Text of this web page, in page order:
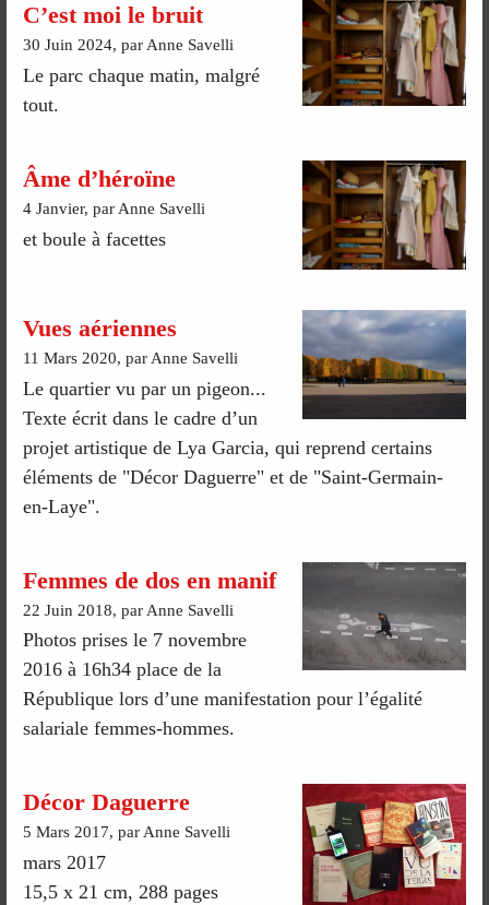
C’est moi le bruit
30 Juin 2024, par Anne Savelli
Le parc chaque matin, malgré
tout.
Âme d’héroïne
4 Janvier, par Anne Savelli
et boule à facettes
Vues aériennes
11 Mars 2020, par Anne Savelli
Le quartier vu par un pigeon...
Texte écrit dans le cadre d’un
projet artistique de Lya Garcia, qui reprend certains
éléments de "Décor Daguerre" et de "Saint-Germain-
en-Laye".
Femmes de dos en manif
22 Juin 2018, par Anne Savelli
Photos prises le 7 novembre
2016 à 16h34 place de la
République lors d’une manifestation pour l’égalité
salariale femmes-hommes.
Décor Daguerre
5 Mars 2017, par Anne Savelli
mars 2017
15,5 x 21 cm, 288 pages